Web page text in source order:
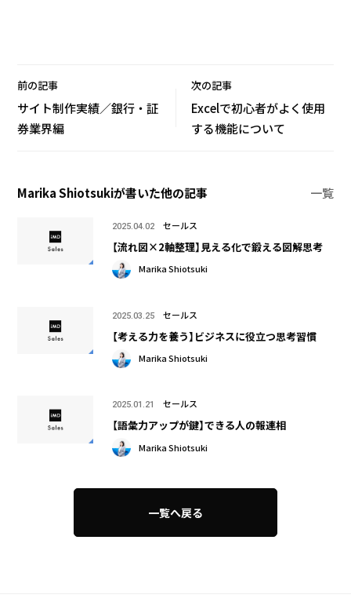
前の記事
サイト制作実績／銀行・証
券業界編
次の記事
Excelで初心者がよく使用
する機能について
Marika Shiotsukiが書いた他の記事 一覧
2025.04.02 セールス
【流れ図×2軸整理】見える化で鍛える図解思考
Marika Shiotsuki
2025.03.25 セールス
【考える力を養う】ビジネスに役立つ思考習慣
Marika Shiotsuki
2025.01.21 セールス
【語彙力アップが鍵】できる人の報連相
Marika Shiotsuki
一覧へ戻る